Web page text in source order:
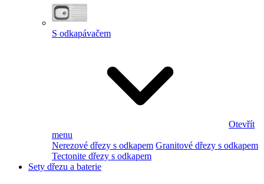
S odkapávačem
Otevřít
menu
Nerezové dřezy s odkapem Granitové dřezy s odkapem
Tectonite dřezy s odkapem
Sety dřezu a baterie